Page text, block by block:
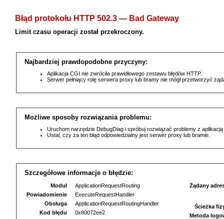
Błąd protokołu HTTP 502.3 — Bad Gateway
Limit czasu operacji został przekroczony.
Najbardziej prawdopodobne przyczyny:
Aplikacja CGI nie zwróciła prawidłowego zestawu błędów HTTP.
Serwer pełniący rolę serwera proxy lub bramy nie mógł przetworzyć
Możliwe sposoby rozwiązania problemu:
Uruchom narzędzie DebugDiag i spróbuj rozwiązać problemy z
Ustal, czy za ten błąd odpowiedzialny jest serwer proxy lub bramie.
Szczegółowe informacje o błędzie:
Moduł
ApplicationRequestRouting
Powiadomienie
ExecuteRequestHandler
Obsługa
ApplicationRequestRoutingHandler
Kod błędu
0x80072ee2
Żądany
Ścieżka
Metoda